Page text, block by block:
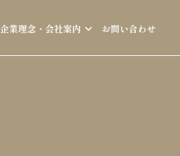
企業理念・会社案内 お問い合わせ